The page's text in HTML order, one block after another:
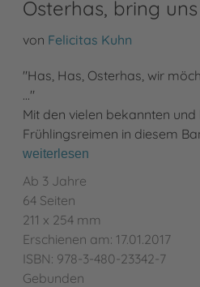
Osterhas, bring
von Felicitas Kuhn
"Has, Has, Osterhas, wir
..."
Mit den vielen bekannten
Frühlingsreimen in diesem
weiterlesen
Ab 3 Jahre
64 Seiten
211 x 254 mm
Erschienen am: 17.01.2017
ISBN: 978-3-480-23342-7
Gebunden